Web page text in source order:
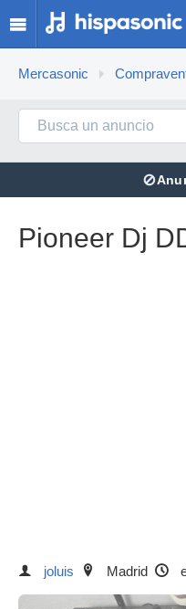
Mercasonic
⊘
Pioneer Dj
joluis Madrid